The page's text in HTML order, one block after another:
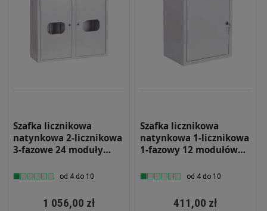
Szafka licznikowa
natynkowa 2-licznikowa
3-fazowe 24 moduły
z zamkiem i szybą NRL
od 4 do 10
1 056,00 zł
Szafka licznikowa
natynkowa 1-licznikowa
1-fazowy 12 modułów
z zamkiem NRL 1F 12 Z
od 4 do 10
411,00 zł